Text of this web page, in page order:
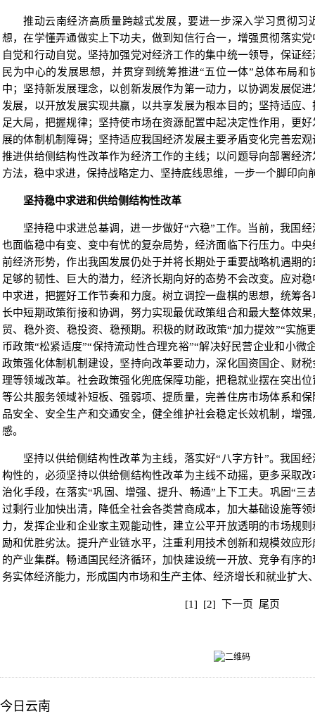
推动云南经济高质量跨越式发展，要进一步深入学习贯彻习
想，在学懂弄通做实上下功夫，做到知信行合一，增强贯彻落实
自觉和行动自觉。坚持加强党对经济工作的集中统一领导，保证
民为中心的发展思想，并贯穿到统筹推进“五位一体”总体布局和
中；坚持新发展理念，以创新发展作为第一动力，以协调发展促
发展，以开放发展实现共赢，以共享发展为根本目的；坚持适应
足大局，把握规律；坚持使市场在资源配置中起决定性作用，更
展的体制机制障碍；坚持适应我国经济发展主要矛盾变化完善宏
推进供给侧结构性改革作为经济工作的主线；以问题导向部署经
方法，稳中求进，保持战略定力、坚持底线思维，一步一个脚印向
坚持稳中求进和供给侧结构性改革
坚持稳中求进总基调，进一步做好“六稳”工作。当前，我国
也面临稳中有变、变中有忧的复杂局势，经济面临下行压力。中
前经济形势，作出我国发展仍处于并将长期处于重要战略机遇期
足够的韧性、巨大的潜力，经济长期向好的态势不会改变。应对
中求进，把握好工作节奏和力度。树立调控一盘棋的思想，统筹
长中短期政策衔接和协调，努力实现最优政策组合和最大整体效
贸、稳外资、稳投资、稳预期。积极的财政政策“加力提效”“实施
币政策“松紧适度”“保持流动性合理充裕”“解决好民营企业和小微
政策强化体制机制建设，坚持向改革要动力，深化国资国企、财
理等领域改革。社会政策强化兜底保障功能，把稳就业摆在突出
等公共服务领域补短板、强弱项、提质量，完善住房市场体系和
品安全、安全生产和交通安全，健全维护社会稳定长效机制，增
感。
坚持以供给侧结构性改革为主线，落实好“八字方针”。我国
构性的，必须坚持以供给侧结构性改革为主线不动摇，更多采取
治化手段，在落实“巩固、增强、提升、畅通”上下工夫。巩固“三
过剩行业加快出清，降低全社会各类营商成本，加大基础设施等
力，发挥企业和企业家主观能动性，建立公平开放透明的市场规
励和优胜劣汰。提升产业链水平，注重利用技术创新和规模效应
的产业集群。畅通国民经济循环，加快建设统一开放、竞争有序
务实体经济能力，形成国内市场和生产主体、经济增长和就业扩大
[1] [2] 下一页 尾页
今日云南